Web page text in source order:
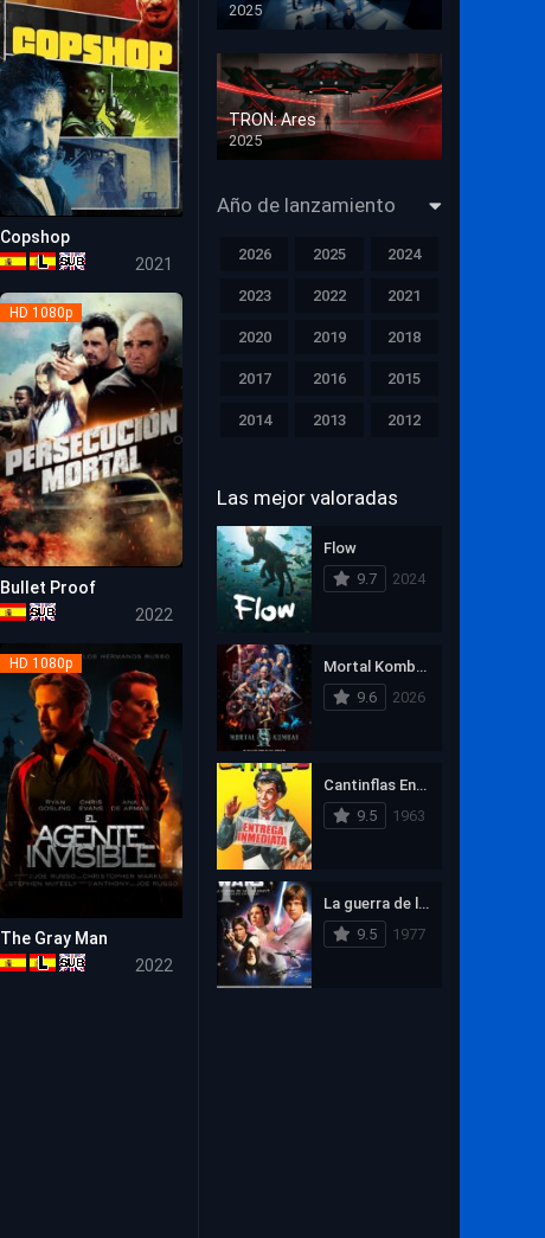
Copshop
2021
HD 1080p
Bullet Proof
2022
HD 1080p
The Gray Man
2022
Guerra
Historia
Misterio
Principal
Romance
Suspense
Suspenso
Terror
Western
Zombies
2025
HD 1080p
TRON: Ares
2025
HD 1080p
Año de lanzamiento
2026 2025 2024
2023 2022 2021
2020 2019 2018
2017 2016 2015
2014 2013 2012
2008 2007 2006
2005 2004
2002 2001 2000
1999
1996 1995 1994
1993 1992
1990
1987 1986 1985
1984 1983
1978 1977
Las mejor valoradas
Flow
9.7
2024
Mortal Kombat II
9.6
2026
Cantinflas Entrega Inmediata
9.5
1963
La guerra de las galaxias Episodio IV: Una nueva esperanza
9.5
1977